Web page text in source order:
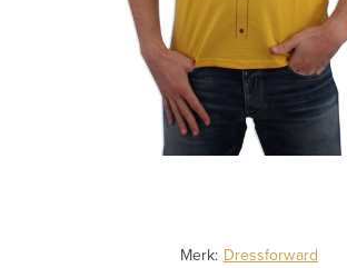
Merk: Dressforward